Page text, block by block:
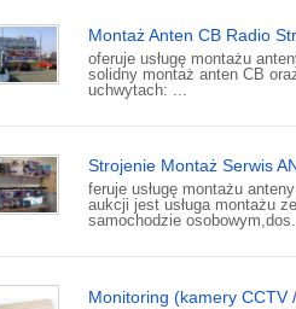
Montaż Anten CB Radio
oferuje usługę montażu
solidny montaż anten CB
uchwytach: ...
Strojenie Montaż Serwis
feruje usługę montażu
aukcji jest usługa montażu
samochodzie
Monitoring (kamery CCTV